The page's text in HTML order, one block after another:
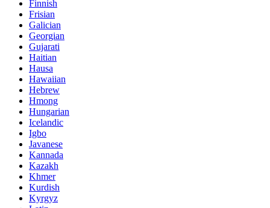
Finnish
Frisian
Galician
Georgian
Gujarati
Haitian
Hausa
Hawaiian
Hebrew
Hmong
Hungarian
Icelandic
Igbo
Javanese
Kannada
Kazakh
Khmer
Kurdish
Kyrgyz